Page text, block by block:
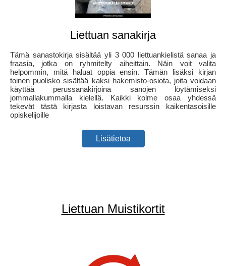
Liettuan sanakirja
Tämä sanastokirja sisältää yli 3 000 liettuankielistä sanaa ja
fraasia, jotka on ryhmitelty aiheittain. Näin voit valita
helpommin, mitä haluat oppia ensin. Tämän lisäksi kirjan
toinen puolisko sisältää kaksi hakemisto-osiota, joita voidaan
käyttää perussanakirjoina sanojen löytämiseksi
jommallakummalla kielellä. Kaikki kolme osaa yhdessä
tekevät tästä kirjasta loistavan resurssin kaikentasoisille
opiskelijoille
Lisätietoa
Liettuan Muistikortit